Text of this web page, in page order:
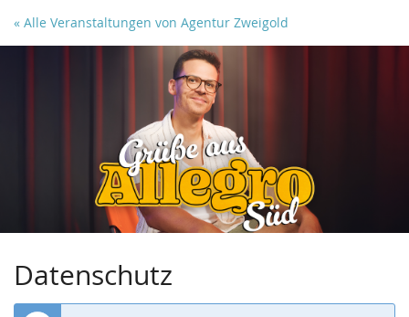
Zum
« Alle Veranstaltungen von Agentur Zweigold
Datenschutz